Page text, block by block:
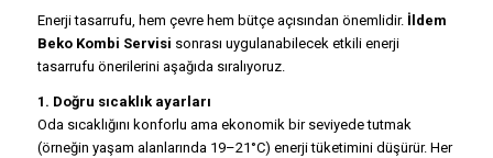
Enerji tasarrufu, hem çevre hem bütçe açısından önemlidir. İldem
Beko Kombi Servisi sonrası uygulanabilecek etkili enerji
tasarrufu önerilerini aşağıda sıralıyoruz.
1. Doğru sıcaklık ayarları
Oda sıcaklığını konforlu ama ekonomik bir seviyede tutmak
(örneğin yaşam alanlarında 19–21°C) enerji tüketimini düşürür. Her